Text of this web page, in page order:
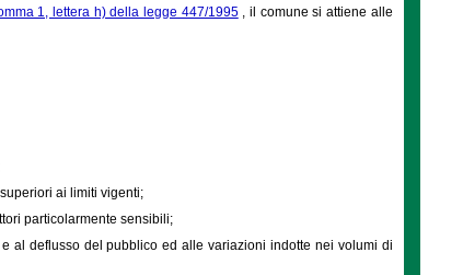
1, lettera h) della legge 447/1995, il comune si attiene alle
ai limiti vigenti;
particolarmente sensibili;
al deflusso del pubblico ed alle variazioni indotte nei volumi di